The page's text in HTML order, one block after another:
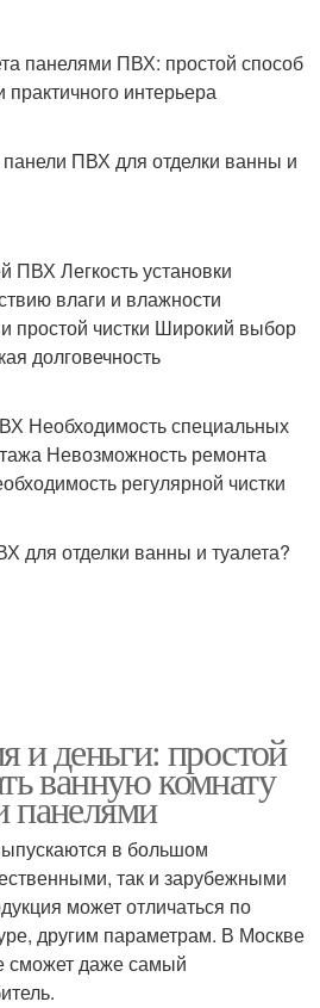
панелями ПВХ: простой способ
практичного интерьера
ПВХ для отделки ванны и
ПВХ Легкость установки
влаги и влажности
простой чистки Широкий выбор
долговечность
Необходимость специальных
Невозможность ремонта
регулярной чистки
для отделки ванны и туалета?
и деньги: простой
ванную комнату
панелями
в большом
так и зарубежными
может отличаться по
другим параметрам. В Москве
сможет даже самый